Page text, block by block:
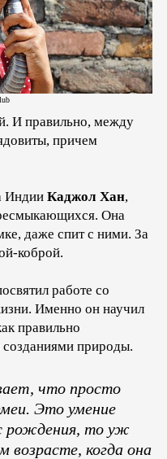
И правильно, между
причем
Индии Каджол Хан,
Она
даже спит с ними. За
коброй.
работе со
Именно он научил
правильно
природы.
что просто
Это умение
с рождения, то уж
возрасте, когда она